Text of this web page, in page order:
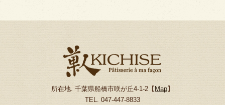
所在地. 千葉県船橋市咲が丘4-1-2【 Map】
TEL. 047-447-8833